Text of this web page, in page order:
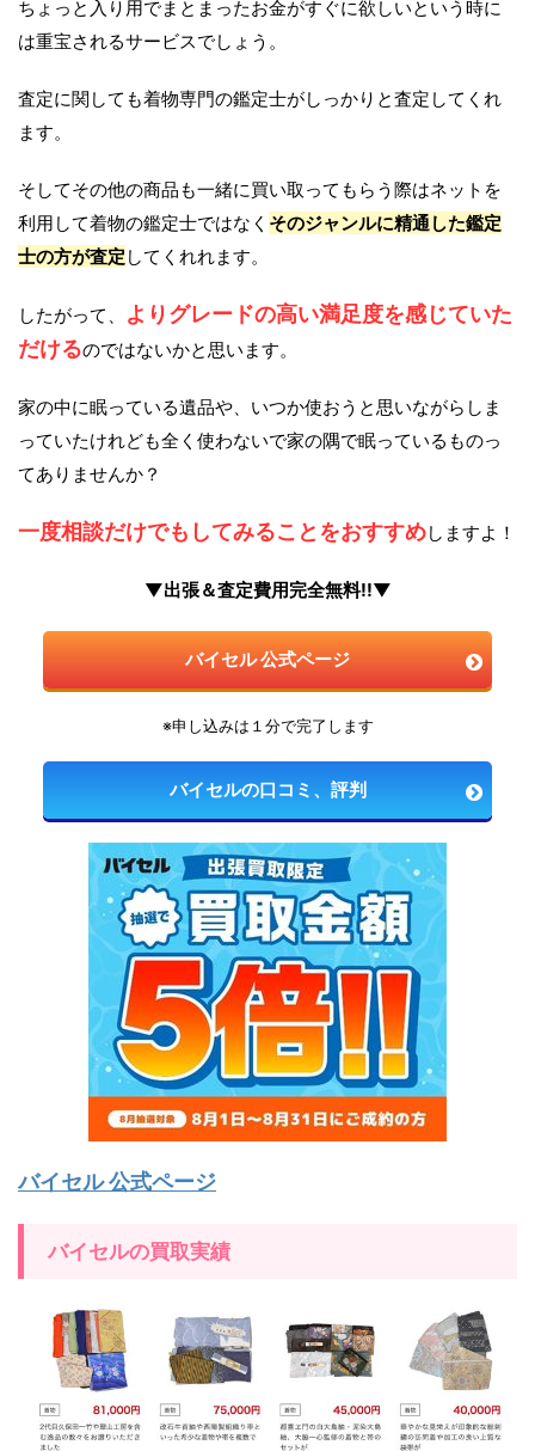
ちょっと入り用でまとまったお金がすぐに欲しいという時に
は重宝されるサービスでしょう。
査定に関しても着物専門の鑑定士がしっかりと査定してくれ
ます。
そしてその他の商品も一緒に買い取ってもらう際はネットを
利用して着物の鑑定士ではなく そのジャンルに精通した鑑定
士の方が査定 してくれれます。
したがって、
よりグレードの高い満足度を感じていた
だけるのではないかと思います。
家の中に眠っている遺品や、いつか使おうと思いながらしま
っていたけれども全く使わないで家の隅で眠っているものっ
てありませんか？
一度相談だけでもしてみることをおすすめしますよ！
▼出張＆査定費用完全無料!!▼
バイセル 公式ページ
※申し込みは１分で完了します
バイセルの口コミ、評判
バイセル 公式ページ
バイセルの買取実績